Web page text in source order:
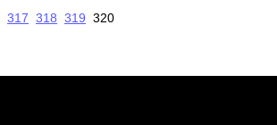
317 318 319 320